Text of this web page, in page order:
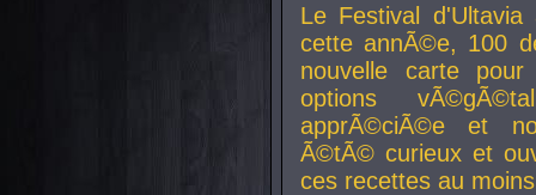
Le Festival
cette annÃ©e, 100
nouvelle carte
options
apprÃ©ciÃ©e et
Ã©tÃ© curieux et
ces recettes au